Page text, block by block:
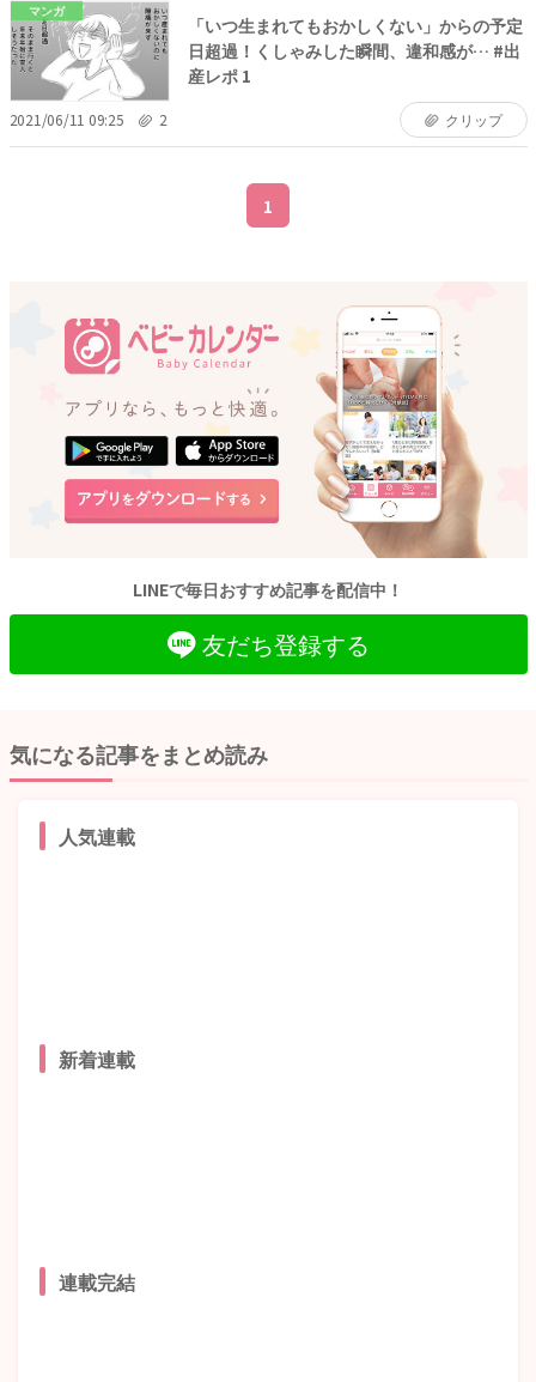
マンガ
「いつ生まれてもおかしくない」からの予定
日超過！くしゃみした瞬間、違和感が… #出
産レポ 1
2021/06/11 09:25 2 クリップ
1
LINEで毎日おすすめ記事を配信中！
友だち登録する
気になる記事をまとめ読み
人気連載
新着連載
連載完結